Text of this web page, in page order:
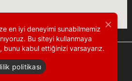
en iyi deneyimi sunabilmemiz
Bu siteyi kullanmaya
bunu kabul ettiğinizi varsayarız.
politikası